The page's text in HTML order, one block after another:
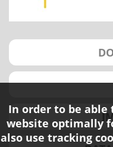
In order to be able
website optimally
also use tracking